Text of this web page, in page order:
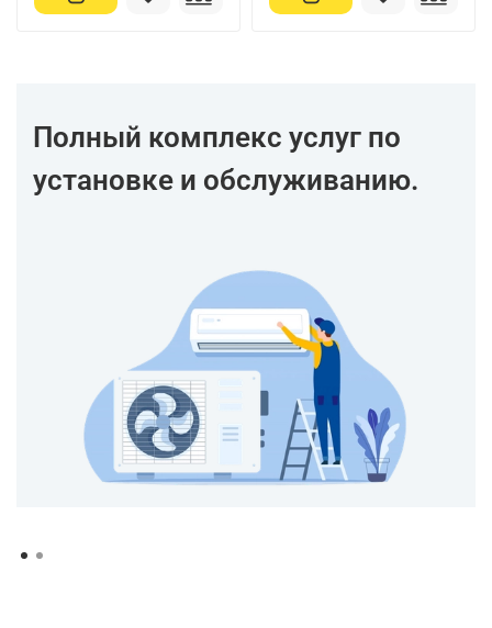
Полный комплекс услуг по
установке и обслуживанию.